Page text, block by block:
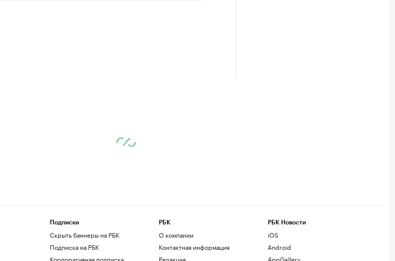
Подписки
Скрыть баннеры на РБК
Подписка на РБК
Корпоративная подписка
РБК
О компании
Контактная информация
Редакция
РБК Новости
iOS
Android
AppGallery